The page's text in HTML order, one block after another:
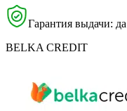
Гарантия выдачи: да
BELKA CREDIT